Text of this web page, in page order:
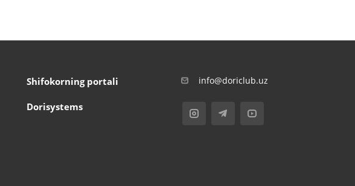
Shifokorning portali
Dorisystems
info@doriclub.uz